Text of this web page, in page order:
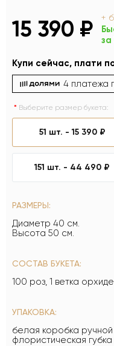
15 390 ₽ +
за
Купи сейчас, плати
4 платежа
Выберите размер букета:
51 шт. -15 390 ₽
151 шт. - 44 490 ₽
РАЗМЕРЫ:
Диаметр 40 см.
Высота 50 см.
СОСТАВ БУКЕТА:
100 роз, 1 ветка
УПАКОВКА:
белая коробка
флористическая губка